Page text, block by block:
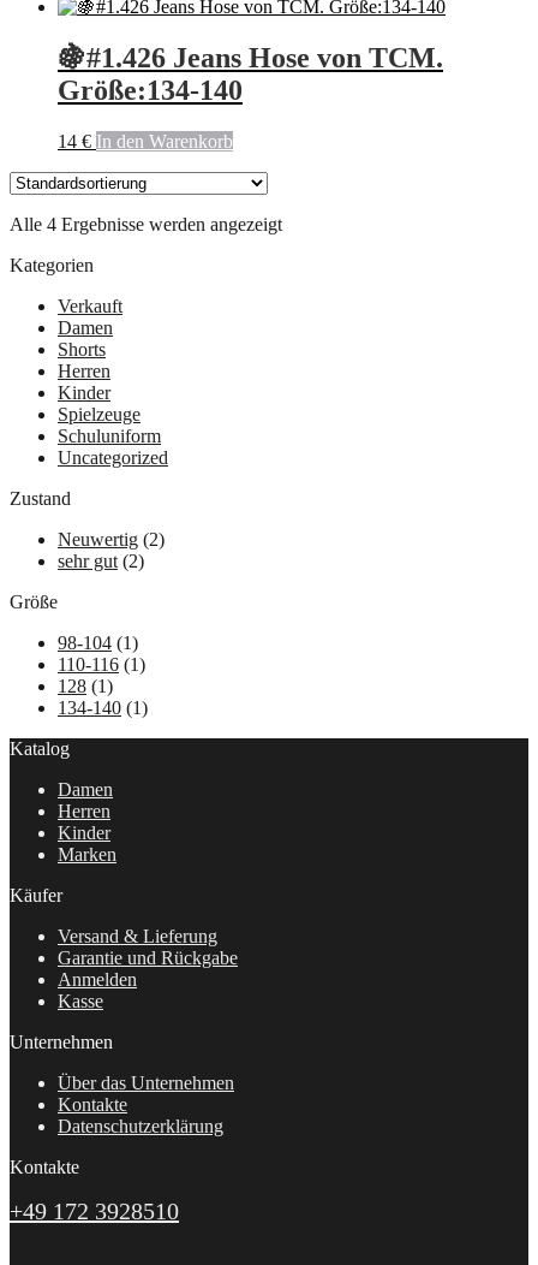
🍇#1.426 Jeans Hose von TCM.
Größe:134-140
14 € In den Warenkorb
Alle 4 Ergebnisse werden angezeigt
Kategorien
Verkauft
Damen
Shorts
Herren
Kinder
Spielzeuge
Schuluniform
Uncategorized
Zustand
Neuwertig (2)
sehr gut (2)
Größe
98-104 (1)
110-116 (1)
128 (1)
134-140 (1)
Katalog
Damen
Herren
Kinder
Marken
Käufer
Versand & Lieferung
Garantie und Rückgabe
Anmelden
Kasse
Unternehmen
Über das Unternehmen
Kontakte
Datenschutzerklärung
Kontakte
+49 172 3928510